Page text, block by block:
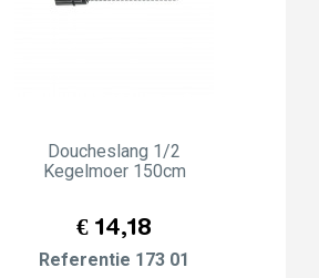
Doucheslang 1/2
Kegelmoer 150cm
Prijs
€ 14,18
Referentie 173 01